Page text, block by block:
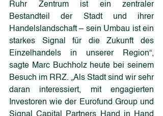
Ruhr Zentrum ist ein zentraler
Bestandteil der Stadt und ihrer
Handelslandschaft – sein Umbau ist ein
starkes Signal für die Zukunft des
Einzelhandels in unserer Region“,
sagte Marc Buchholz heute bei seinem
Besuch im RRZ. „Als Stadt sind wir sehr
daran interessiert, mit engagierten
Investoren wie der Eurofund Group und